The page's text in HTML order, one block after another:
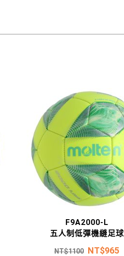
F9A2000-L
五人制低彈機縫足球
NT$1100 NT$965